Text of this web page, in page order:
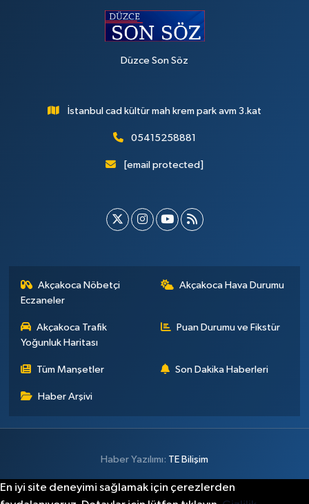
Düzce Son Söz
İstanbul cad kültür mah krem park avm 3.kat
05415258881
[email protected]
Akçakoca Nöbetçi
Eczaneler
Akçakoca Hava Durumu
Akçakoca Trafik
Yoğunluk Haritası
Puan Durumu ve Fikstür
Tüm Manşetler Son Dakika Haberleri
Haber Arşivi
Haber Yazılımı: TE Bilişim
En iyi site deneyimi sağlamak için çerezlerden